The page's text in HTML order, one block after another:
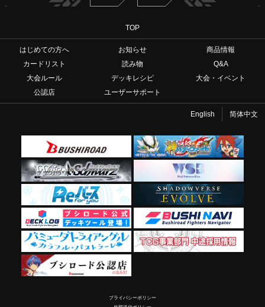
TOP
はじめての方へ お知らせ
商品情報
カードリスト
読み物
Q&A
大会ルール
デッキレシピ
大会・イベント
公認店
ユーザーサポート
English 简体中文
プライバシーポリシー